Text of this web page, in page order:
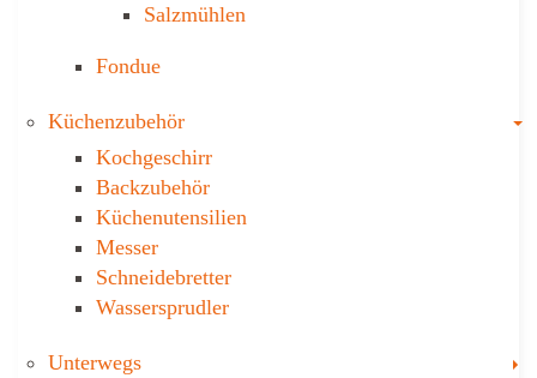
Salzmühlen
Fondue
Küchenzubehör
Kochgeschirr
Backzubehör
Küchenutensilien
Messer
Schneidebretter
Wassersprudler
Unterwegs